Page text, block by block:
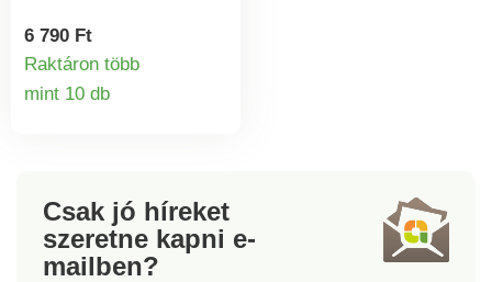
fénycsóvával
rendelkeznek, így a
tarthat. Tökéletes téli
még sok máshoz. 3 AAA
elem szükséges (nem
tartozék).
6 790 Ft
Raktáron több
mint 10 db
Csak jó híreket
szeretne kapni e-
mailben?